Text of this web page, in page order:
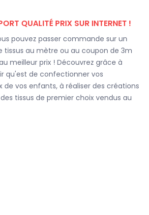
QUALITÉ PRIX SUR INTERNET !
pouvez passer commande sur un
tissus au mètre ou au coupon de 3m
meilleur prix ! Découvrez grâce à
qu'est de confectionner vos
vos enfants, à réaliser des créations
tissus de premier choix vendus au